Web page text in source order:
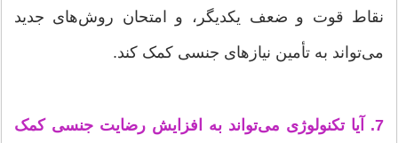
نقاط قوت و ضعف یکدیگر، و امتحان روش‌های جدید
می‌تواند به تأمین نیازهای جنسی کمک کند.
7. آیا تکنولوژی می‌تواند به افزایش رضایت جنسی کمک